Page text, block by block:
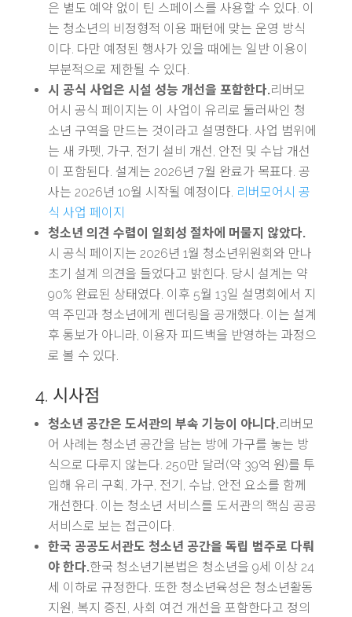
은 별도 예약 없이 틴 스페이스를 사용할 수 있다. 이
는 청소년의 비정형적 이용 패턴에 맞는 운영 방식
이다. 다만 예정된 행사가 있을 때에는 일반 이용이
부분적으로 제한될 수 있다.
시 공식 사업은 시설 성능 개선을 포함한다.리버모
어시 공식 페이지는 이 사업이 유리로 둘러싸인 청
소년 구역을 만드는 것이라고 설명한다. 사업 범위에
는 새 카펫, 가구, 전기 설비 개선, 안전 및 수납 개선
이 포함된다. 설계는 2026년 7월 완료가 목표다. 공
사는 2026년 10월 시작될 예정이다. 리버모어시 공
식 사업 페이지
청소년 의견 수렴이 일회성 절차에 머물지 않았다.
시 공식 페이지는 2026년 1월 청소년위원회와 만나
초기 설계 의견을 들었다고 밝힌다. 당시 설계는 약
90% 완료된 상태였다. 이후 5월 13일 설명회에서 지
역 주민과 청소년에게 렌더링을 공개했다. 이는 설계
후 통보가 아니라, 이용자 피드백을 반영하는 과정으
로 볼 수 있다.
4. 시사점
청소년 공간은 도서관의 부속 기능이 아니다.리버모
어 사례는 청소년 공간을 남는 방에 가구를 놓는 방
식으로 다루지 않는다. 250만 달러(약 39억 원)를 투
입해 유리 구획, 가구, 전기, 수납, 안전 요소를 함께
개선한다. 이는 청소년 서비스를 도서관의 핵심 공공
서비스로 보는 접근이다.
한국 공공도서관도 청소년 공간을 독립 범주로 다뤄
야 한다.한국 청소년기본법은 청소년을 9세 이상 24
세 이하로 규정한다. 또한 청소년육성은 청소년활동
지원, 복지 증진, 사회 여건 개선을 포함한다고 정의